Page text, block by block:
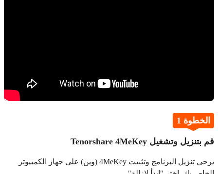
الخطوة 1
قم بتنزيل وتشغيل Tenorshare 4MeKey
يرجى تنزيل البرنامج وتثبيت 4MeKey (وين) على جهاز الكمبيوتر